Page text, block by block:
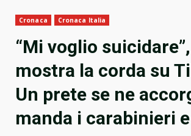
Cronaca Cronaca Italia
“Mi voglio
mostra la corda su
Un prete se ne
manda i carabinieri